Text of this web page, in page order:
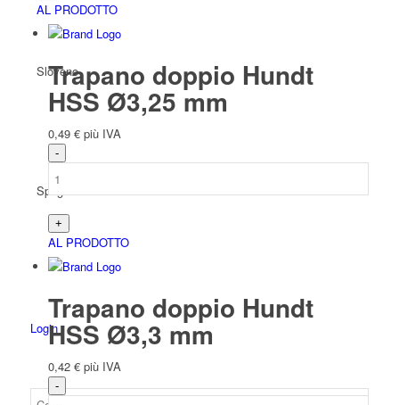
Sloveno
Spagnolo
Login
AL PRODOTTO
Trapano doppio Hundt
HSS Ø3,25 mm
0,49 € più IVA
AL PRODOTTO
Trapano doppio Hundt
HSS Ø3,3 mm
0,42 € più IVA